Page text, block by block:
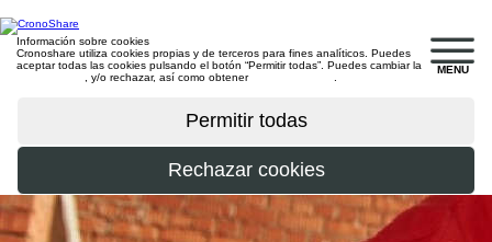
MENU
Información sobre cookies
Cronoshare utiliza cookies propias y de terceros para fines analíticos. Puedes
aceptar todas las cookies pulsando el botón “Permitir todas”. Puedes cambiar la
, y/o rechazar, así como obtener